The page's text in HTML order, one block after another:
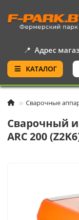
📍 Адрес
КАТАЛОГ
Сварочные
Сварочный
ARC 200